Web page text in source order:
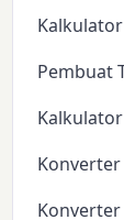
Pembuat